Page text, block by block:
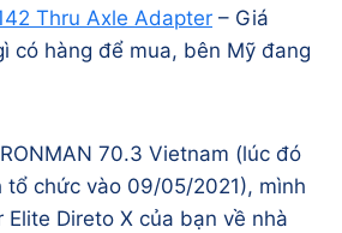
Thru Axle Adapter – Giá
có hàng để mua, bên Mỹ đang
70.3 Vietnam (lúc đó
tổ chức vào 09/05/2021), mình
Direto X của bạn về nhà